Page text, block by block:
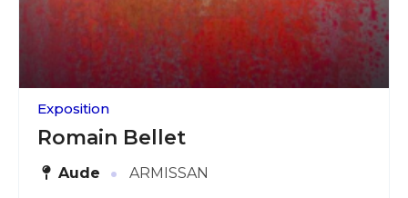
Exposition
Romain Bellet
Aude · ARMISSAN